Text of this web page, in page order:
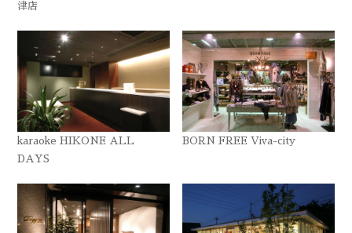
津店
karaoke HIKONE ALL
DAYS
BORN FREE Viva-city